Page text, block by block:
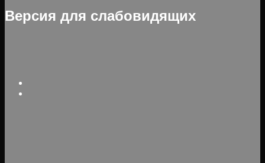
Версия для слабовидящих